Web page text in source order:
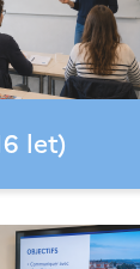
let)